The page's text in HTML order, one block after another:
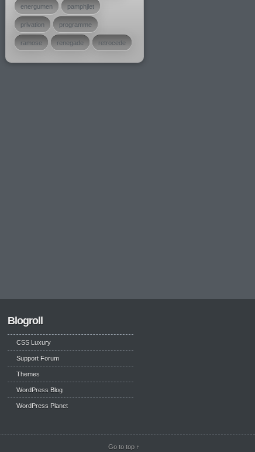
energumen pamphjlet
privation programme
ramose renegade retrocede
Blogroll
CSS Luxury
Support Forum
Themes
WordPress Blog
WordPress Planet
Go to top ↑